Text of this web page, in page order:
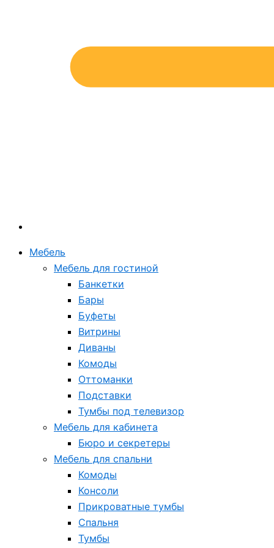
Мебель
Мебель для гостиной
Банкетки
Бары
Буфеты
Витрины
Диваны
Комоды
Оттоманки
Подставки
Тумбы под телевизор
Мебель для кабинета
Бюро и секретеры
Мебель для спальни
Комоды
Консоли
Прикроватные тумбы
Спальня
Тумбы